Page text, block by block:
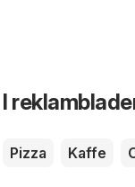
I
Pizza Kaffe